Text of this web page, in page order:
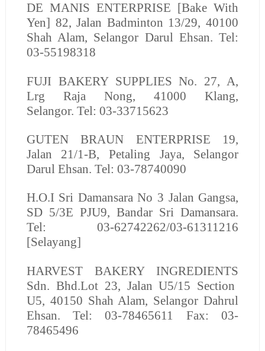
DE MANIS ENTERPRISE
[Bake With
Yen] 82, Jalan Badminton 13/29, 40100
Shah Alam, Selangor Darul Ehsan. Tel:
03-55198318
FUJI BAKERY SUPPLIES No. 27, A,
Lrg Raja Nong, 41000 Klang,
Selangor. Tel: 03-33715623
GUTEN BRAUN ENTERPRISE 19,
Jalan 21/1-B, Petaling Jaya, Selangor
Darul Ehsan. Tel: 03-78740090
H.O.I Sri Damansara No 3 Jalan Gangsa,
SD 5/3E PJU9, Bandar Sri Damansara.
Tel: 03-62742262/03-61311216
[Selayang]
HARVEST BAKERY INGREDIENTS
Sdn. Bhd.Lot 23, Jalan U5/15 Section
U5, 40150 Shah Alam, Selangor Dahrul
Ehsan. Tel: 03-78465611 Fax: 03-
78465496